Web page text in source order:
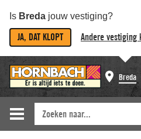
Is Breda jouw vestiging?
JA, DAT KLOPT Andere vestiging
Breda